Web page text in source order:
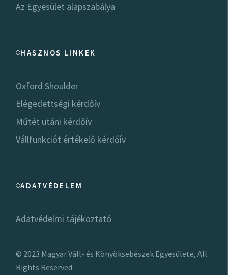
Az Egyesület alapszabálya
HASZNOS LINKEK
Oxford Shoulder
Elégedettségi kérdőív
Műtét utáni kérdőív
Vállfunkciót értékelő kérdőív
ADATVÉDELEM
Adatvédelmi tájékoztató
© 2023 Magyar Váll- és Könyöksebészek Egyesülete, All
Rights Reserved